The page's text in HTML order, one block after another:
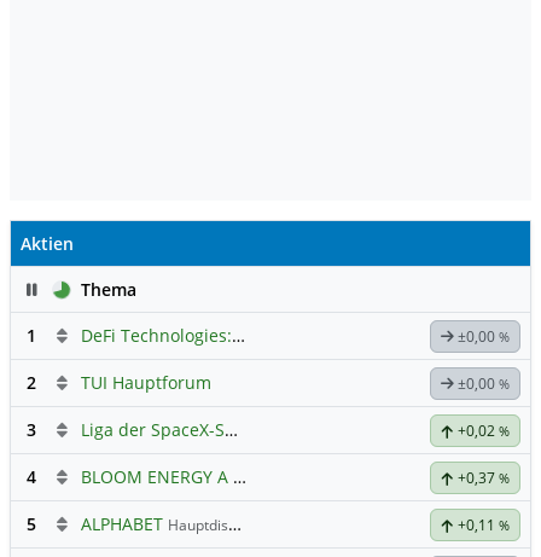
Aktien
PauseThema
1
DeFi Technologies: Eine Perle? ±0,00 %
2 TUI Hauptforum ±0,00 %
3 Liga der SpaceX-Shortied +0,02 %
4 BLOOM ENERGY A Hauptdiskussion +0,37 %
5 ALPHABET Hauptdiskussion +0,11 %